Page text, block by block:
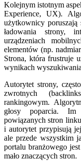
Kolejnym istotnym
Experience, UX).
użytkownicy
ładowania strony,
urządzeniach
elementów (np.
Strona, która frustruje
wynikach
Autorytet strony,
zwrotnych
rankingowym.
głosy poparcia.
powiązanych stron
i autorytet przypisują
ale przede wszystkim
portalu branżowego
mało znaczących stron.